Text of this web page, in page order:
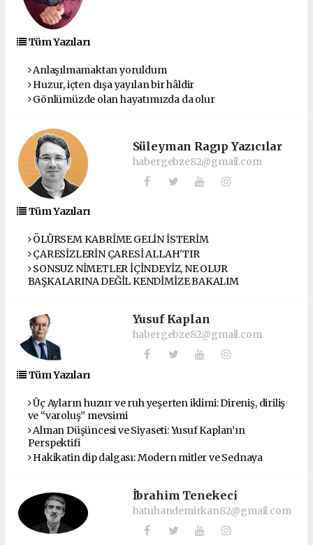
Tüm Yazıları
Anlaşılmamaktan yoruldum
Huzur, içten dışa yayılan bir hâldir
Gönlümüzde olan hayatımızda da olur
Süleyman Ragıp Yazıcılar
habergebze82@gmail.com
Tüm Yazıları
ÖLÜRSEM KABRİME GELİN İSTERİM
ÇARESİZLERİN ÇARESİ ALLAH'TIR
SONSUZ NİMETLER İÇİNDEYİZ, NE OLUR
BAŞKALARINA DEĞİL KENDİMİZE BAKALIM
Yusuf Kaplan
habergebze82@gmail.com
Tüm Yazıları
Üç Ayların huzur ve ruh yeşerten iklimi: Direniş, diriliş
ve “varoluş” mevsimi
Alman Düşüncesi ve Siyaseti: Yusuf Kaplan’ın
Perspektifi
Hakikatin dip dalgası: Modern mitler ve Sednaya
İbrahim Tenekeci
batuhandemirkan82@gmail.com